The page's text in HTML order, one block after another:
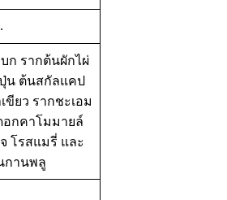
ก รากต้นผักไผ่
น ต้นสกัลแคป
ขียว รากชะเอม
อกคาโมมายล์
โรสแมรี่ และ
กานพลู